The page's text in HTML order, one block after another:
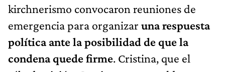
kirchnerismo convocaron reuniones de
emergencia para organizar una respuesta
política ante la posibilidad de que la
condena quede firme. Cristina, que el